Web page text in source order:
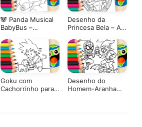
🐼 Panda Musical
BabyBus –
Colorir Online
Desenho da
Princesa Bela – A
Goku com
Cachorrinho para
Desenho do
Homem-Aranha